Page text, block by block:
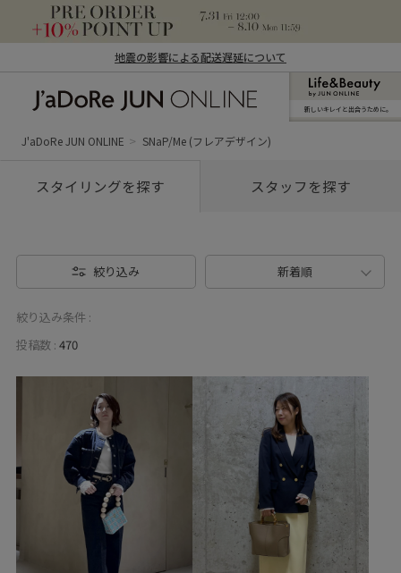
地震の影響による配送遅延について
ン オンライン）
新しいキレイと出合うために。
J'aDoRe JUN ONLINE SNaP/Me (フレアデザイン)
スタイリングを探す スタッフを探す
絞り込み 新着順
絞り込み条件 :
投稿数 : 470